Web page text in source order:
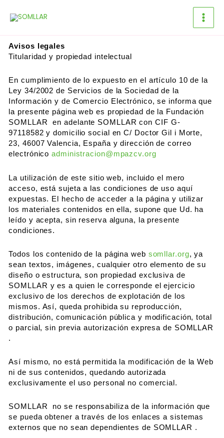
Avisos legales
Titularidad y propiedad intelectual
En cumplimiento de lo expuesto en el artículo 10 de la
Ley 34/2002 de Servicios de la Sociedad de la
Información y de Comercio Electrónico, se informa que
la presente página web es propiedad de la Fundación
SOMLLAR en adelante SOMLLAR con CIF G-
97118582 y domicilio social en C/ Doctor Gil i Morte,
23, 46007 Valencia, España y dirección de correo
electrónico administracion@mpazcv.org
La utilización de este sitio web, incluido el mero
acceso, está sujeta a las condiciones de uso aquí
expuestas. El hecho de acceder a la página y utilizar
los materiales contenidos en ella, supone que Ud. ha
leído y acepta, sin reserva alguna, la presente
condiciones.
Todos los contenido de la página web somllar.org, ya
sean textos, imágenes, cualquier otro elemento de su
diseño o estructura, son propiedad exclusiva de
SOMLLAR y es a quien le corresponde el ejercicio
exclusivo de los derechos de explotación de los
mismos. Así, queda prohibida su reproducción,
distribución, comunicación pública y modificación, total
o parcial, sin previa autorización expresa de SOMLLAR
.
Así mismo, no está permitida la modificación de la Web
ni de sus contenidos, quedando autorizada
exclusivamente el uso personal no comercial.
SOMLLAR no se responsabiliza de la información que
se pueda obtener a través de los enlaces a sistemas
externos que no sean dependientes de SOMLLAR .